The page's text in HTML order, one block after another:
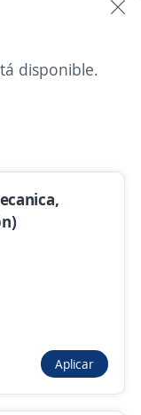
ventilados
mecanico"
interesarte
disponible.
Aplicar